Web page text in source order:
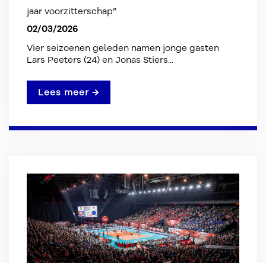
jaar voorzitterschap”
02/03/2026
Vier seizoenen geleden namen jonge gasten
Lars Peeters (24) en Jonas Stiers...
Lees meer →